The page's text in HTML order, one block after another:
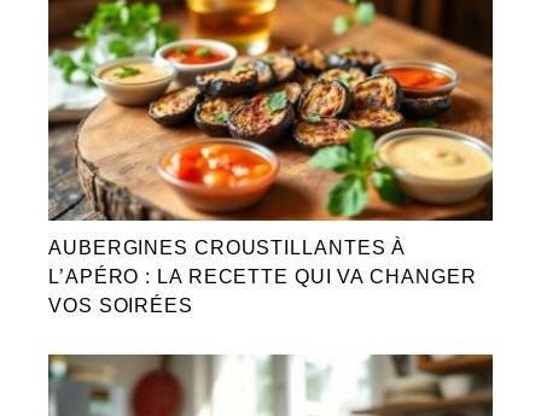
AUBERGINES CROUSTILLANTES À
L’APÉRO : LA RECETTE QUI VA CHANGER
VOS SOIRÉES